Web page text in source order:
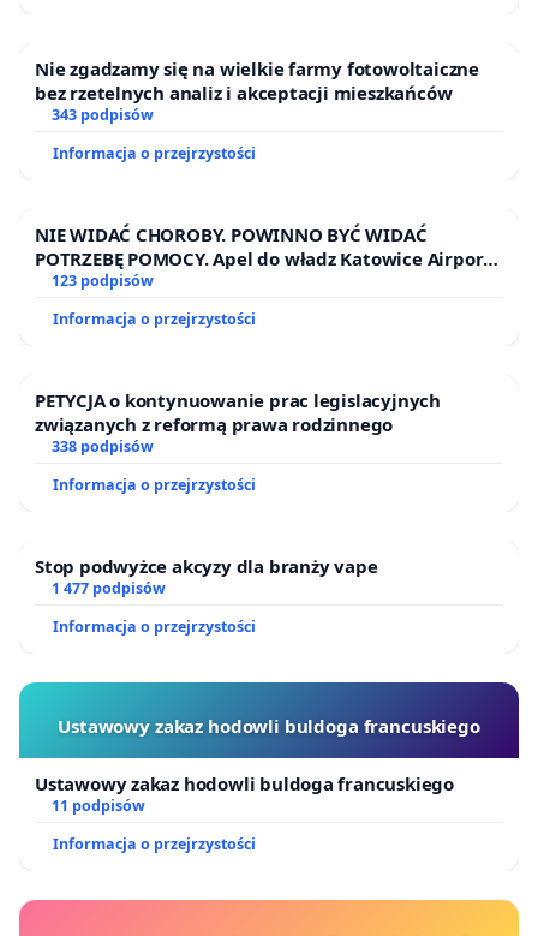
Nie zgadzamy się na wielkie farmy fotowoltaiczne
bez rzetelnych analiz i akceptacji mieszkańców
343 podpisów
Informacja o przejrzystości
NIE WIDAĆ CHOROBY. POWINNO BYĆ WIDAĆ
POTRZEBĘ POMOCY. Apel do władz Katowice Airport
o przystąpienie do programu HIDDEN DISABILITIES
SUNFLOWER – SŁONECZNIK – UKRYTE
NIEPEŁNOSPRAWNOŚCI
123 podpisów
Informacja o przejrzystości
PETYCJA o kontynuowanie prac legislacyjnych
związanych z reformą prawa rodzinnego
338 podpisów
Informacja o przejrzystości
Stop podwyżce akcyzy dla branży vape
1 477 podpisów
Informacja o przejrzystości
Ustawowy zakaz hodowli buldoga francuskiego
Ustawowy zakaz hodowli buldoga francuskiego
11 podpisów
Informacja o przejrzystości